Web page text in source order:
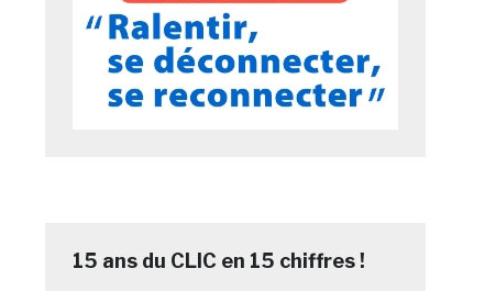
15 ans du CLIC en 15 chiffres !